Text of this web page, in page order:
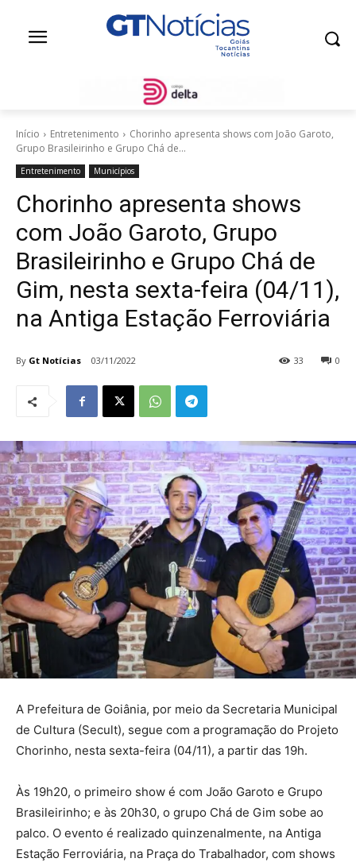
Início Entretenimento
Chorinho apresenta shows com João Garoto,
Grupo Brasileirinho e Grupo Chá de...
Entretenimento Municípios
Chorinho apresenta shows
com João Garoto, Grupo
Brasileirinho e Grupo Chá de
Gim, nesta sexta-feira (04/11),
na Antiga Estação Ferroviária
By Gt Notícias 03/11/2022 0
33
A Prefeitura de Goiânia, por meio da Secretaria Municipal
de Cultura (Secult), segue com a programação do Projeto
Chorinho, nesta sexta-feira (04/11), a partir das 19h.
Às 19h20, o primeiro show é com João Garoto e Grupo
Brasileirinho; e às 20h30, o grupo Chá de Gim sobe ao
palco. O evento é realizado quinzenalmente, na Antiga
Estação Ferroviária, na Praça do Trabalhador, com shows